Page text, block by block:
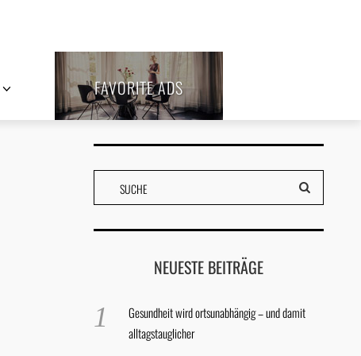
FAVORITE ADS
NEUESTE BEITRÄGE
Gesundheit wird ortsunabhängig – und damit
alltagstauglicher